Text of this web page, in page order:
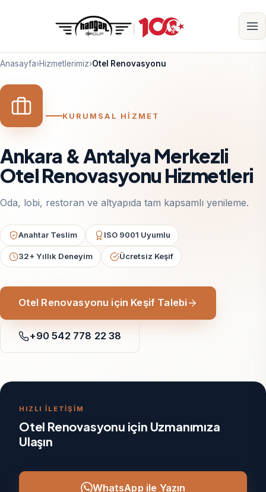
Anasayfa›Hizmetlerimiz›Otel Renovasyonu
KURUMSAL HİZMET
Ankara & Antalya Merkezli
Otel Renovasyonu Hizmetleri
Oda, lobi, restoran ve altyapıda tam kapsamlı yenileme.
Anahtar Teslim ISO 9001 Uyumlu
32+ Yıllık Deneyim Ücretsiz Keşif
Otel Renovasyonu için Keşif Talebi
+90 542 778 22 38
HIZLI İLETİŞİM
Otel Renovasyonu için Uzmanımıza
Ulaşın
WhatsApp ile Yazın